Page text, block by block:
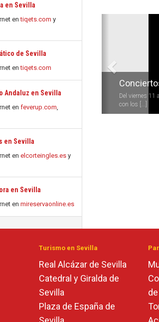
en Sevilla
entiqets.com y
de Sevilla
entiqets.com
Andaluz en Sevilla
en feverup.com,
en Sevilla
en elcorteingles.es y
en Sevilla
en mireservaonline.es
Del viernes 11
con los [...]
Turismo en Sevilla
Real Alcázar de Sevilla
Catedral y Giralda de
Sevilla
Plaza de España de